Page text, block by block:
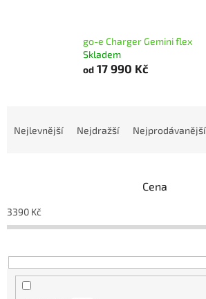
go-e Charger Gemini flex
Skladem
od 17 990 Kč
p
r
u
Nejlevnější Nejdražší Nejprodávanější
Cena
3390 Kč